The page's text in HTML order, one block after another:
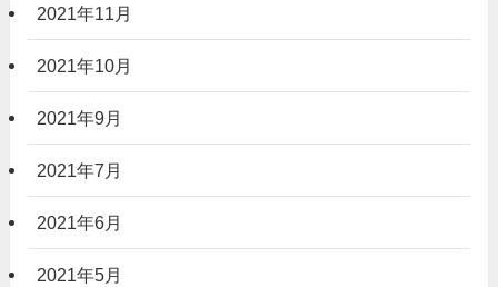
2021年11月
2021年10月
2021年9月
2021年7月
2021年6月
2021年5月